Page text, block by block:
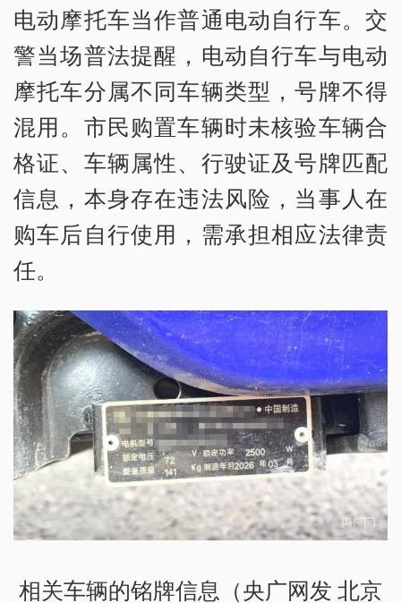
电动摩托车当作普通电动自行车。交
警当场普法提醒，电动自行车与电动
摩托车分属不同车辆类型，号牌不得
混用。市民购置车辆时未核验车辆合
格证、车辆属性、行驶证及号牌匹配
信息，本身存在违法风险，当事人在
购车后自行使用，需承担相应法律责
任。
相关车辆的铭牌信息（央广网发 北京